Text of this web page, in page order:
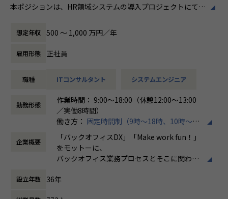
ITの力で人手不足の解消と流動性の拡大に寄与するサービス
を提供し、世の中の仕事の標準化の輪を広げます。
【ホープスの目指す世界】
国内全体では基幹業務の標準化は急務であるものの、大手・
多くERP導入の課題感は多い状況です。
ホープスはそのような企業への支援戦略を中心に事業を展開
大手企業、中規模企業向けのERP領域でシェアNO.1を目指し
国内サプライチェーン全体での業務標準化を狙っています。
IT開発関連業務
ホープスでは、リモートワーク活用があり平
く、プロジェクトに応じて柔軟な働き方がで
ています。
本ポジションは、HR領域システムの導入プロジェクトにて、
す。
➀人事または給与システム導入開発エンジニア
・主に基本設計～導入、本番稼働および稼働後の保守対応ま
・SAP Success Factors、COMPANY導入経験者優遇ですが、
歓迎しています。
➁経費精算システム導入開発エンジニア
・主に基本設計～導入、本番稼働および稼働後の保守対応ま
での業務を想定しております。
・代表的なソリューションとしてSpendia、Ci*X（サイクロ
です。
想定年収 500 〜 1,000 万円／年
雇用形態 正社員
職種 ITコンサルタント システムエンジニア
勤務形態
作業時間： 9:00～18:00（休憩12:00～13:00
／実働8時間）
働き方： 固定時間制（9時～18時、10時～19
時など）
時間外労働の有無： 有（月平均10時間）
休憩時間： 60分
企業概要
「バックオフィスDX」「Make work fun！」
をモットーに、
バックオフィス業務プロセスとそこに関わる
企業競争力を向上させることを使命としてい
設立年数 36年